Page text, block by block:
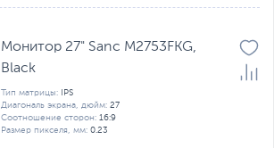
Монитор 27" Sanc M2753FKG,
Black
Тип матрицы:
IPS
Диагональ экрана, дюйм: 27
Соотношение сторон: 16:9
Размер пикселя, мм: 0.23